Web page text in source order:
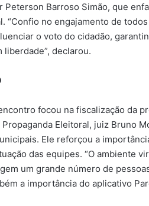
Peterson Barroso Simão, que
“Confio no engajamento de
o voto do cidadão,
liberdade”, declarou.
focou na fiscalização da
Propaganda Eleitoral, juiz Bruno
Ele reforçou a
das equipes. “O ambiente
um grande número de
a importância do aplicativo